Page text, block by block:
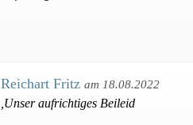
Reichart Fritz am 18.08.2022
,Unser aufrichtiges Beileid